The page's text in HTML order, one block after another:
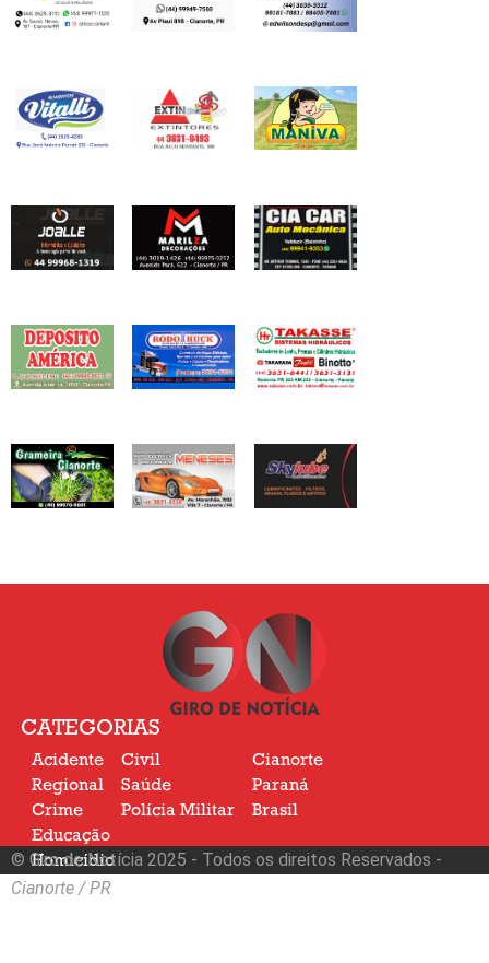
CATEGORIAS
Acidente
Regional
Crime
Civil
Saúde
Polícia Militar
Cianorte
Paraná
Brasil
Educação
Homicídio
Nacional
© Giro de Notícia 2025 - Todos os direitos Reservados -
Cianorte / PR